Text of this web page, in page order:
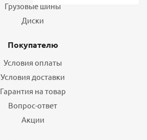
Грузовые шины
Диски
Покупателю
Условия оплаты
Условия доставки
Гарантия на товар
Вопрос-ответ
Акции